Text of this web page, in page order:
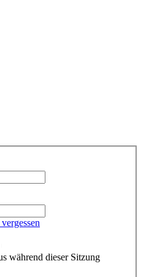
während dieser Sitzung